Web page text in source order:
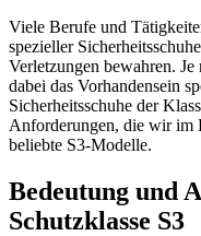
Viele Berufe und
spezieller
Verletzungen bewahren.
dabei das Vorhandensein
Sicherheitsschuhe der
Anforderungen, die wir im
beliebte S3-Modelle.
Bedeutung und
Schutzklasse S3